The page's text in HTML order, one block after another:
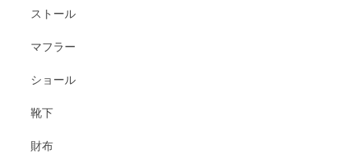
ストール
マフラー
ショール
靴下
財布